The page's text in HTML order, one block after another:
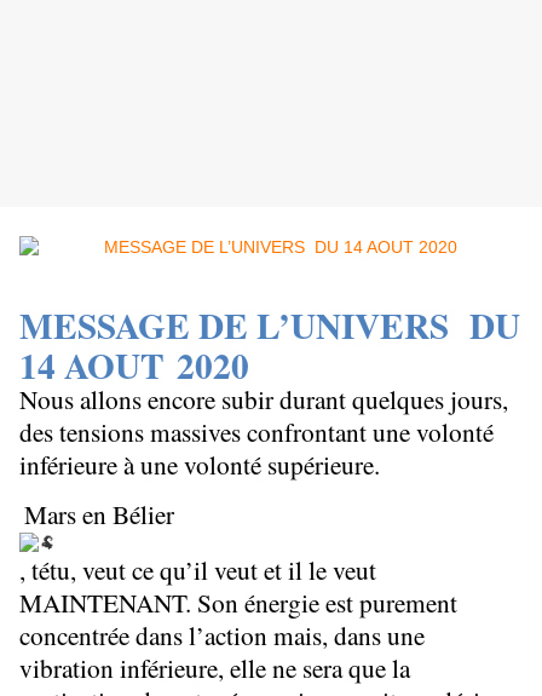
MESSAGE DE L’UNIVERS DU
14 AOUT 2020
Nous allons encore subir durant quelques jours,
des tensions massives confrontant une volonté
inférieure à une volonté supérieure.
Mars en Bélier
, tétu, veut ce qu’il veut et il le veut
MAINTENANT. Son énergie est purement
concentrée dans l’action mais, dans une
vibration inférieure, elle ne sera que la